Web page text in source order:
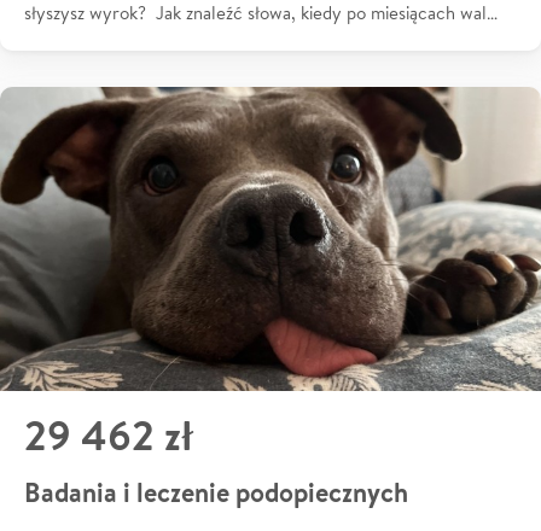
słyszysz wyrok? Jak znaleźć słowa, kiedy po miesiącach wal…
29 462 zł
Badania i leczenie podopiecznych